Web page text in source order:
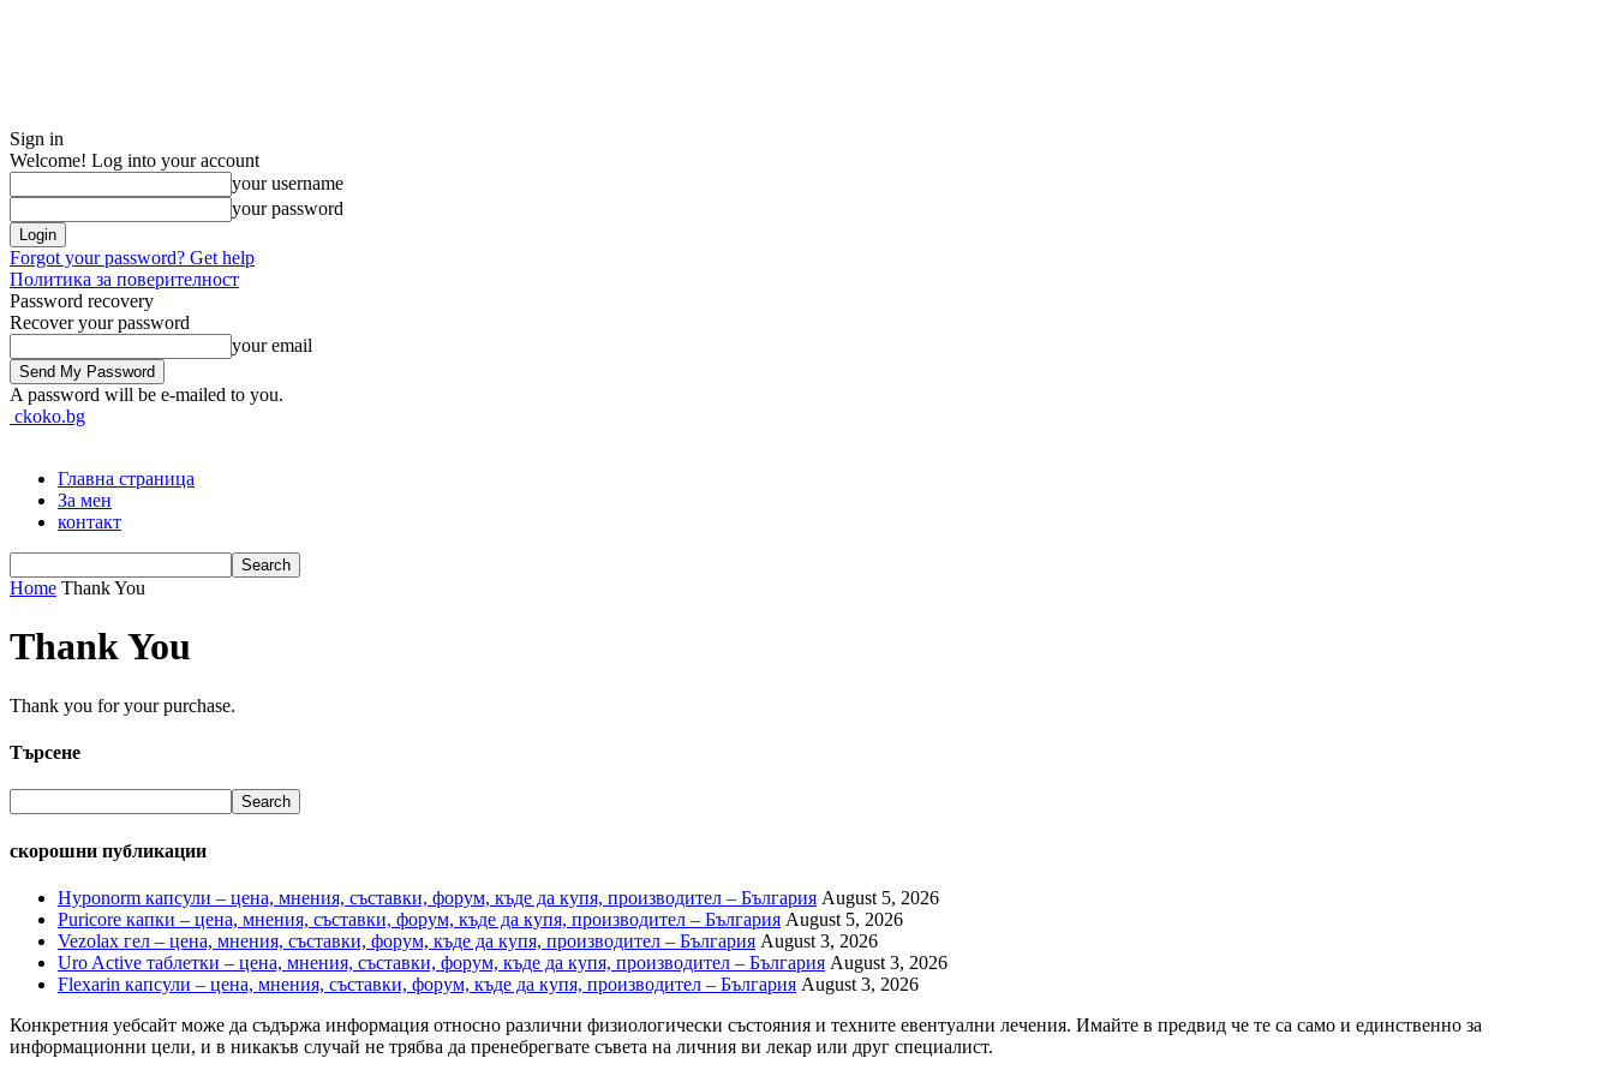
Sign in
Welcome! Log into your account
your username
your password
Forgot your password? Get help
Политика за поверителност
Password recovery
Recover your password
your email
A password will be e-mailed to you.
ckoko.bg
Главна страница
За мен
контакт
Home Thank You
Thank You
Thank you for your purchase.
Търсене
скорошни публикации
Hyponorm капсули – цена, мнения, съставки, форум, къде да купя, производител – България August 5, 2026
Puricore капки – цена, мнения, съставки, форум, къде да купя, производител – България August 5, 2026
Vezolax гел – цена, мнения, съставки, форум, къде да купя, производител – България August 3, 2026
Uro Active таблетки – цена, мнения, съставки, форум, къде да купя, производител – България August 3, 2026
Flexarin капсули – цена, мнения, съставки, форум, къде да купя, производител – България August 3, 2026
Конкретния уебсайт може да съдържа информация относно различни физиологически състояния и техните евентуални лечения. Имайте в предвид че те са само и единственно за
информационни цели, и в никакъв случай не трябва да пренебрегвате съвета на личния ви лекар или друг специалист.